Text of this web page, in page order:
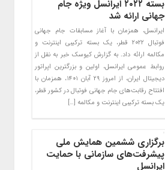
بسته ۲۰۲۲ ایرانسل ویژه جام
جهانی ارائه شد
ایرانسل، همزمان با آغاز مسابقات جام جهانی
فوتبال ۲۰۲۲ قطر، یک بسته ترکیبی اینترنت و
مکالمه ارائه داد. به گزارش کیوسک خبر به نقل از
روابط عمومی ایرانسل، اولین و بزرگترین اپراتور
دیجیتال ایران، از امروز ۲۹ آبان ۱۴۰۱، همزمان با
افتتاح رقابت‌های جام جهانی فوتبال در کشور قطر،
یک بسته ترکیبی اینترنت و مکالمه […]
برگزاری ششمین همایش ملی
پیشرفت‌های سازمانی با حمایت
ایرانسل